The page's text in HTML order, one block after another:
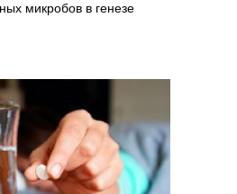
микробов в генезе